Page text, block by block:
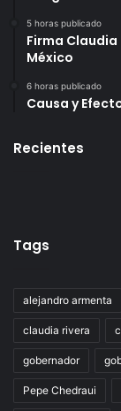
5 horas publicado
Firma
México
6 horas publicado
Causa y
Recientes
Tags
alejandro armenta
claudia rivera
gobernador
Pepe Chedraui